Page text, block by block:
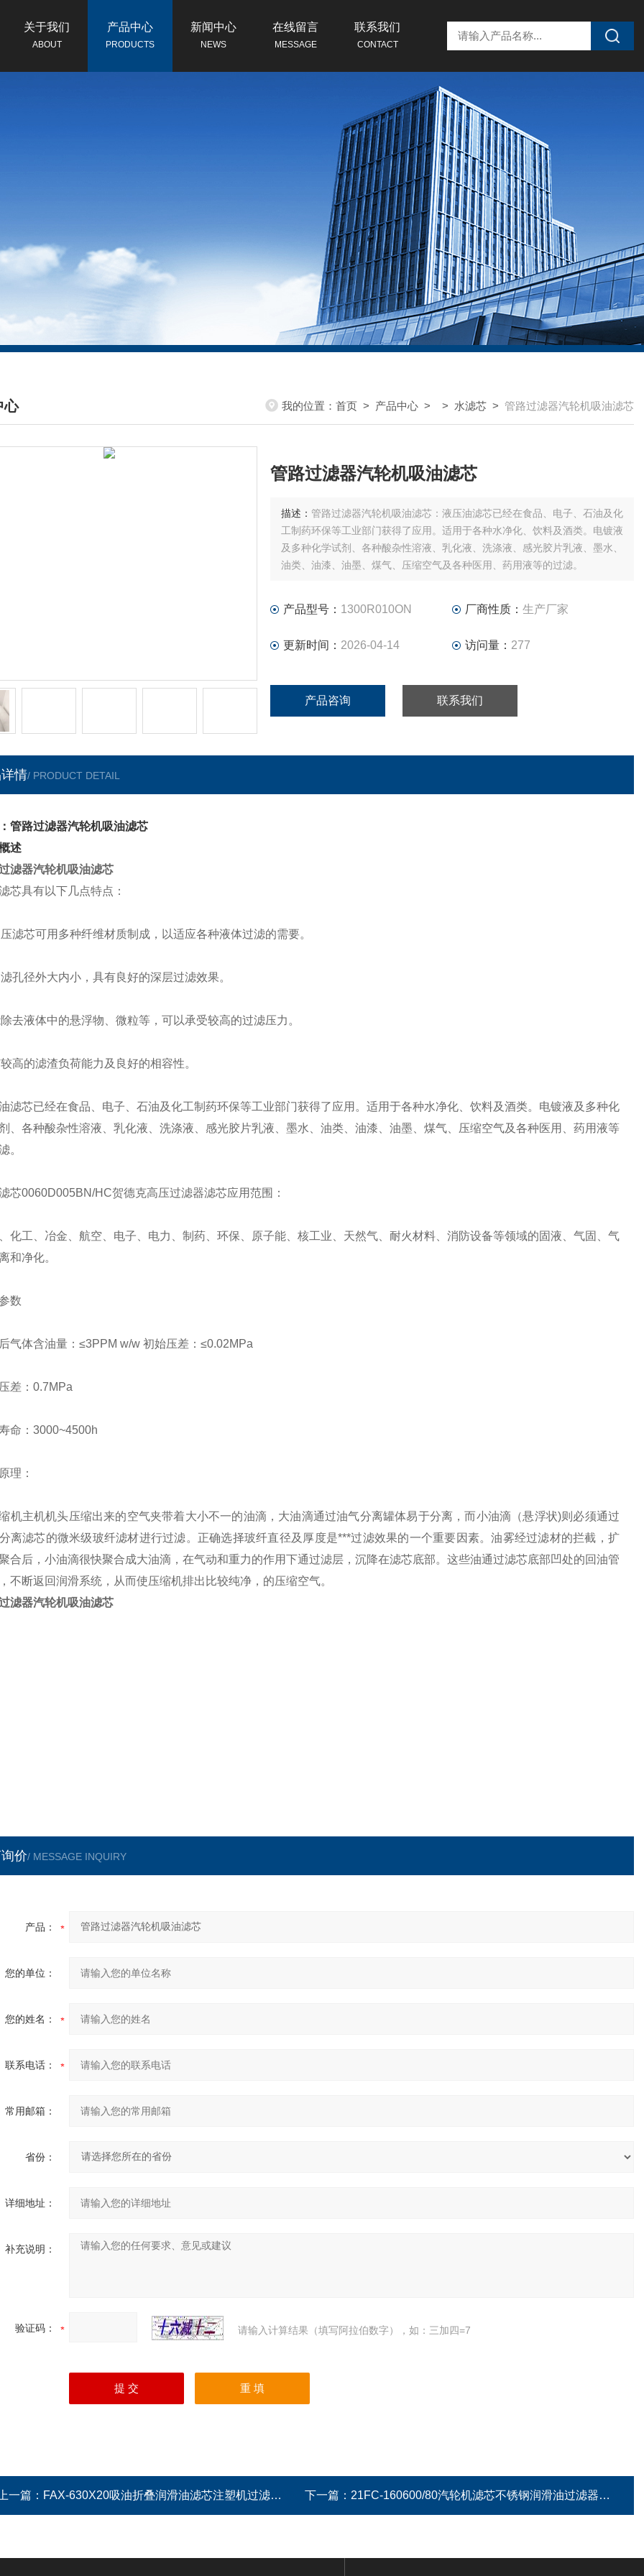
关于我们
ABOUT
产品中心
PRODUCTS
新闻中心
NEWS
在线留言
MESSAGE
联系我们
CONTACT
心
CENTER
我的位置： 首页 > 产品中心 > > 水滤芯 > 管路过滤器汽轮机吸油滤芯
管路过滤器汽轮机吸油滤芯
描述： 管路过滤器汽轮机吸油滤芯：液压油滤芯已经在食品、电子、石油及化
工制药环保等工业部门获得了应用。适用于各种水净化、饮料及酒类。电镀液
及多种化学试剂、各种酸杂性溶液、乳化液、洗涤液、感光胶片乳液、墨水、
油类、油漆、油墨、煤气、压缩空气及各种医用、药用液等的过滤。
产品型号： 1300R010ON 厂商性质： 生产厂家
更新时间： 2026-04-14 访问量： 277
产品咨询 联系我们
情/ PRODUCT DETAIL
管路过滤器汽轮机吸油滤芯
述
滤器汽轮机吸油滤芯
芯具有以下几点特点：
压滤芯可用多种纤维材质制成，以适应各种液体过滤的需要。
孔径外大内小，具有良好的深层过滤效果。
去液体中的悬浮物、微粒等，可以承受较高的过滤压力。
高的滤渣负荷能力及良好的相容性。
滤芯已经在食品、电子、石油及化工制药环保等工业部门获得了应用。 适用于各种水净化、饮料及酒类。 电镀液及多种化
、各种酸杂性溶液、乳化液、洗涤液、感光胶片乳液、墨水、油类、油漆、油墨、煤气、压缩空气及各种医用、药用液等
。
芯0060D005BN/HC贺德克高压过滤器滤芯应用范围：
化工、冶金、航空、电子、电力、制药、环保、原子能、核工业、天然气、耐火材料、消防设备等领域的固液、气固、气
和净化。
数
气体含油量： ≤3PPM w/w 初始压差：≤0.02MPa
差： 0.7MPa
命： 3000~4500h
理：
机主机机头压缩出来的空气夹带着大小不一的油滴，大油滴通过油气分离罐体易于分离，而小油滴（悬浮状)则必须通过
离滤芯的微米级玻纤滤材进行过滤。正确选择玻纤直径及厚度是***过滤效果的一个重要因素。油雾经过滤材的拦截，扩
合后，小油滴很快聚合成大油滴，在气动和重力的作用下通过滤层，沉降在滤芯底部。这些油通过滤芯底部凹处的回油管
不断返回润滑系统，从而使压缩机排出比较纯净，的压缩空气。
滤器汽轮机吸油滤芯
价/ MESSAGE INQUIRY
产品：
您的单位：
您的姓名：
联系电话：
常用邮箱：
省份：
详细地址：
补充说明：
验证码： 请输入计算结果（填写阿拉伯数字），如：三加四=7
一篇： FAX-630X20吸油折叠润滑油滤芯注塑机过滤元件 下一篇： 21FC-160600/80汽轮机滤芯不锈钢润滑油过滤器